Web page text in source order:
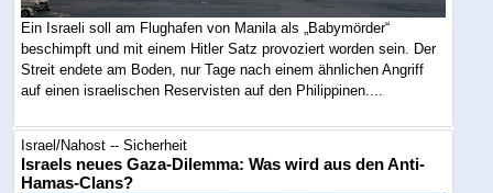
Ein Israeli soll am Flughafen von Manila als „Babymörder“
beschimpft und mit einem Hitler Satz provoziert worden sein. Der
Streit endete am Boden, nur Tage nach einem ähnlichen Angriff
auf einen israelischen Reservisten auf den Philippinen....
Israel/Nahost -- Sicherheit
Israels neues Gaza-Dilemma: Was wird aus den Anti-
Hamas-Clans?